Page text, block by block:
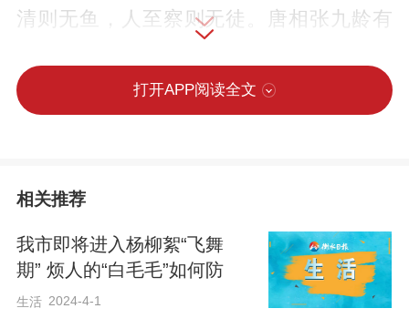
清则无鱼，人至察则无徒。唐相张九龄有
耀眼，会招人议论；做得太聪明，连神明
都觉不安。
六国一统天下,六国害怕被秦兼并而搞了联
合。约定：秦攻六国中的任何一国，其他
五国要都出兵相救。秦一时无计可施，就
想出了各个击破、瓦解联盟的办法。秦国
打开APP阅读全文
相关推荐
我市即将进入杨柳絮“飞舞
期” 烦人的“白毛毛”如何防
生活 2024-4-1